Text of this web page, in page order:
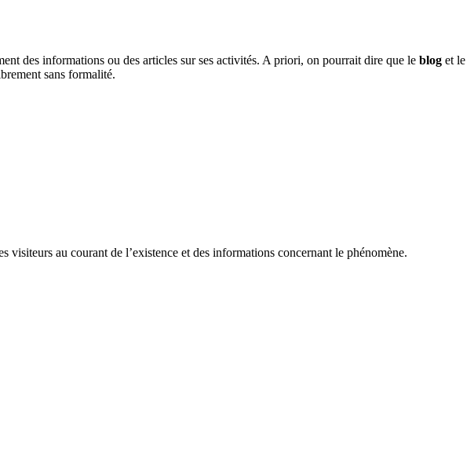
des informations ou des articles sur ses activités. A priori, on pourrait dire que le blog et le
sans formalité.
au courant de l’existence et des informations concernant le phénomène.